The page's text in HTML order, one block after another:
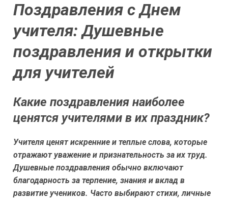
Поздравления с Днем
учителя: Душевные
поздравления и открытки
для учителей
Какие поздравления наиболее
ценятся учителями в их праздник?
Учителя ценят искренние и теплые слова, которые
отражают уважение и признательность за их труд.
Душевные поздравления обычно включают
благодарность за терпение, знания и вклад в
развитие учеников. Часто выбирают стихи, личные